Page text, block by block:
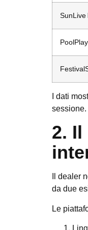
SunLive
I dati
sessione.
2.
Il dealer
da due
Le